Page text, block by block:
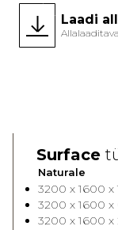
Laadi
Surface
Naturale
3200 x 1600 x
3200 x 1600 x
3200 x 1600 x